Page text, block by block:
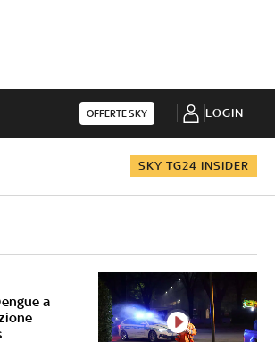
OFFERTE SKY LOGIN
SKY TG24 INSIDER
a